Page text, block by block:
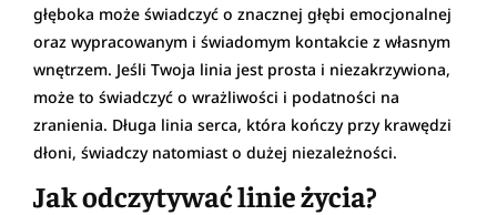
głęboka może świadczyć o znacznej głębi emocjonalnej
oraz wypracowanym i świadomym kontakcie z własnym
wnętrzem. Jeśli Twoja linia jest prosta i niezakrzywiona,
może to świadczyć o wrażliwości i podatności na
zranienia. Długa linia serca, która kończy przy krawędzi
dłoni, świadczy natomiast o dużej niezależności.
Jak odczytywać linie życia?